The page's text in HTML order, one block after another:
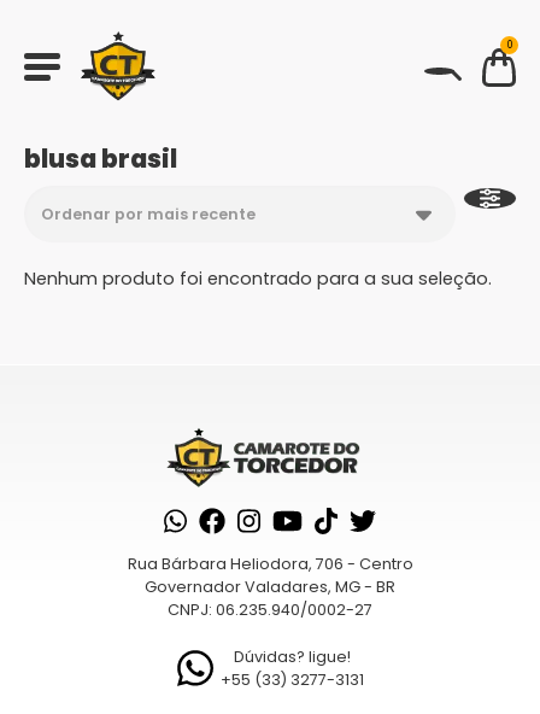
0
blusa brasil
Nenhum produto foi encontrado para a sua seleção.
Rua Bárbara Heliodora, 706 - Centro
Governador Valadares, MG - BR
CNPJ: 06.235.940/0002-27
Dúvidas? ligue!
+55 (33) 3277-3131